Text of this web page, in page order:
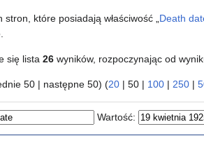
które posiadają właściwość „ Death
się lista 26 wyników, rozpoczynając od
50 | następne 50) (20 | 50 | 100 | 250 |
Wartość: